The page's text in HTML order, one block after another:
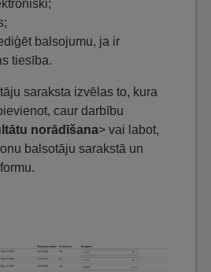
balsojumu, ja ir
tiesība.
saraksta izvēlas to, kura
caur darbību
norādīšana> vai labot,
balsotāju sarakstā un